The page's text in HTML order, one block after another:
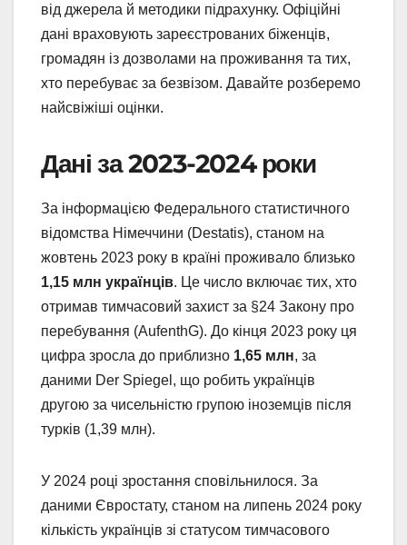
від джерела й методики підрахунку. Офіційні
дані враховують зареєстрованих біженців,
громадян із дозволами на проживання та тих,
хто перебуває за безвізом. Давайте розберемо
найсвіжіші оцінки.
Дані за 2023-2024 роки
За інформацією Федерального статистичного
відомства Німеччини (Destatis), станом на
жовтень 2023 року в країні проживало близько
1,15 млн українців. Це число включає тих, хто
отримав тимчасовий захист за §24 Закону про
перебування (AufenthG). До кінця 2023 року ця
цифра зросла до приблизно 1,65 млн, за
даними Der Spiegel, що робить українців
другою за чисельністю групою іноземців після
турків (1,39 млн).
У 2024 році зростання сповільнилося. За
даними Євростату, станом на липень 2024 року
кількість українців зі статусом тимчасового